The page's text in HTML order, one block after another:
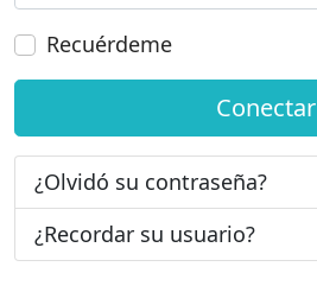
Recuérdeme
Conectar
¿Olvidó su contraseña?
¿Recordar su usuario?